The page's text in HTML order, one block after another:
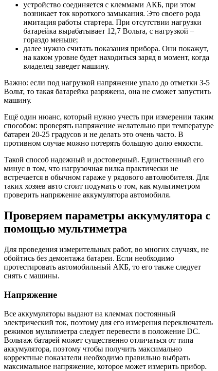
устройство соединяется с клеммами АКБ, при этом
возникает ток короткого замыкания. Это своего рода
имитация работы стартера. При отсутствии нагрузки
батарейка вырабатывает 12,7 Вольта, с нагрузкой –
гораздо меньше;
далее нужно считать показания прибора. Они покажут,
на каком уровне будет находиться заряд в момент, когда
владелец заведет машину.
Важно: если под нагрузкой напряжение упало до отметки 3-5
Вольт, то такая батарейка разряжена, она не сможет запустить
машину.
Ещё один нюанс, который нужно учесть при измерении таким
способом: проверять напряжение желательно при температуре
батареи 20-25 градусов и не делать это очень часто. В
противном случае можно потерять большую долю емкости.
Такой способ надежный и достоверный. Единственный его
минус в том, что нагрузочная вилка практически не
встречается в обычном гараже у рядового автолюбителя. Для
таких хозяев авто стоит подумать о том, как мультиметром
проверить напряжение аккумулятора автомобиля.
Проверяем параметры аккумулятора с
помощью мультиметра
Для проведения измерительных работ, во многих случаях, не
обойтись без демонтажа батареи. Если необходимо
протестировать автомобильный АКБ, то его также следует
снять с машины.
Напряжение
Все аккумуляторы выдают на клеммах постоянный
электрический ток, поэтому для его измерения переключатель
режимов мультиметра следует перевести в положение DC.
Вольтаж батарей может существенно отличаться от типа
аккумулятора, поэтому чтобы получить максимально
корректные показатели необходимо правильно выбрать
максимальное напряжение, которое может измерить прибор.